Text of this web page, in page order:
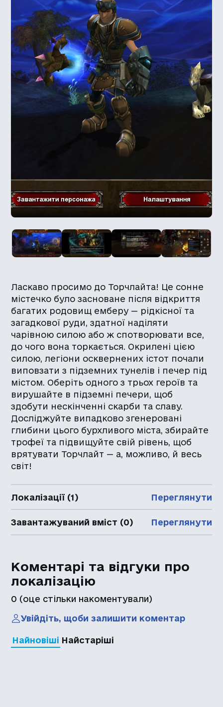
Ласкаво просимо до Торчлайта! Це сонне
містечко було засноване після відкриття
багатих родовищ емберу — рідкісної та
загадкової руди, здатної наділяти
чарівною силою або ж спотворювати все,
до чого вона торкається. Окрилені цією
силою, легіони осквернених істот почали
виповзати з підземних тунелів і печер під
містом. Оберіть одного з трьох героїв та
вирушайте в підземні печери, щоб
здобути нескінченні скарби та славу.
Досліджуйте випадково згенеровані
глибини цього бурхливого міста, збирайте
трофеї та підвищуйте свій рівень, щоб
врятувати Торчлайт — а, можливо, й весь
світ!
Локалізації (1) Переглянути
Завантажуваний вміст (0) Переглянути
Коментарі та відгуки про
локалізацію
0 (оце стільки накоментували)
Увійдіть, щоби залишити коментар
Найновіші Найстаріші